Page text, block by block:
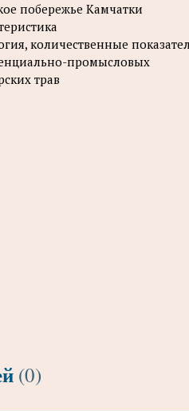
побережье Камчатки
количественные
промысловых
трав
(0)